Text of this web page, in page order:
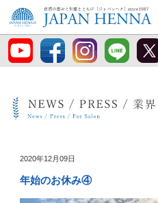
2020年12月09日
年始のお休み④